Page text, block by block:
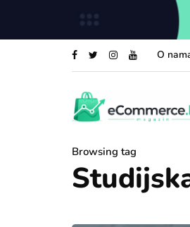
O
Browsing tag